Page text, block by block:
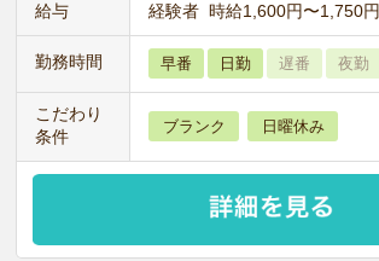
給与 経験者 時給1,600円〜1,750円
勤務時間 早番 日勤 遅番 夜勤
こだわり
条件
ブランク 日曜休み